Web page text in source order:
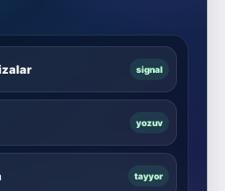
signal
yozuv
tayyor